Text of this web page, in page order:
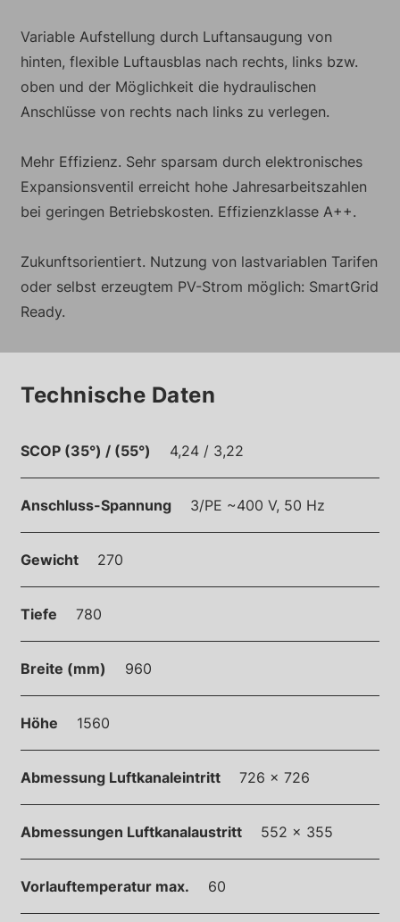
Variable Aufstellung durch Luftansaugung von
hinten, flexible Luftausblas nach rechts, links bzw.
oben und der Möglichkeit die hydraulischen
Anschlüsse von rechts nach links zu verlegen.
Mehr Effizienz. Sehr sparsam durch elektronisches
Expansionsventil erreicht hohe Jahresarbeitszahlen
bei geringen Betriebskosten. Effizienzklasse A++.
Zukunftsorientiert. Nutzung von lastvariablen Tarifen
oder selbst erzeugtem PV-Strom möglich: SmartGrid
Ready.
Technische Daten
SCOP (35°) / (55°) 4,24 / 3,22
Anschluss-Spannung 3/PE ~400 V, 50 Hz
Gewicht 270
Tiefe 780
Breite (mm) 960
Höhe 1560
Abmessung Luftkanaleintritt 726 x 726
Abmessungen Luftkanalaustritt 552 x 355
Vorlauftemperatur max. 60